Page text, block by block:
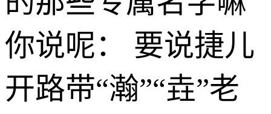
你说呢： 要说捷儿
开路带“瀚”“垚”老